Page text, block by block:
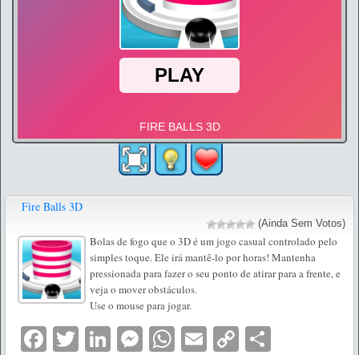
Fire Balls 3D
(Ainda Sem Votos)
Bolas de fogo que o 3D é um jogo casual controlado pelo
simples toque. Ele irá mantê-lo por horas! Mantenha
pressionada para fazer o seu ponto de atirar para a frente, e
veja o mover obstáculos.
Use o mouse para jogar.
Facebook
TwitterLinkedIn
Messenger
WhatsApp
EmailCopy